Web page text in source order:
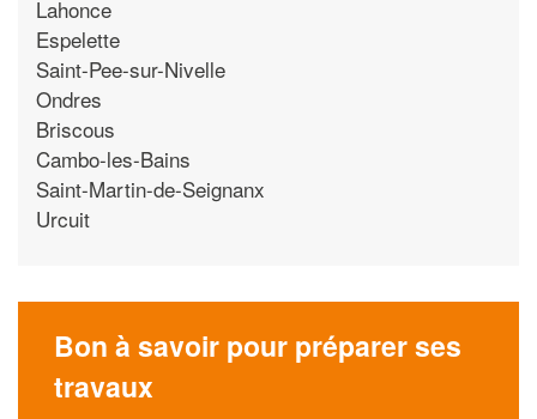
Lahonce
Espelette
Saint-Pee-sur-Nivelle
Ondres
Briscous
Cambo-les-Bains
Saint-Martin-de-Seignanx
Urcuit
Bon à savoir pour préparer ses
travaux